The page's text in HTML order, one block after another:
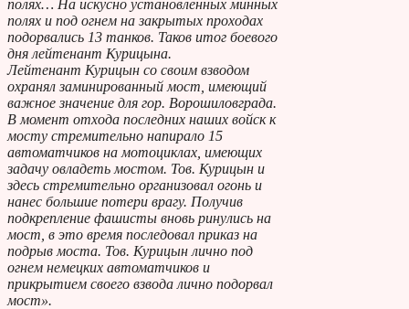
полях… На искусно установленных минных
полях и под огнем на закрытых проходах
подорвались 13 танков. Таков итог боевого
дня лейтенант Курицына.
Лейтенант Курицын со своим взводом
охранял заминированный мост, имеющий
важное значение для гор. Ворошиловграда.
В момент отхода последних наших войск к
мосту стремительно напирало 15
автоматчиков на мотоциклах, имеющих
задачу овладеть мостом. Тов. Курицын и
здесь стремительно организовал огонь и
нанес большие потери врагу. Получив
подкрепление фашисты вновь ринулись на
мост, в это время последовал приказ на
подрыв моста. Тов. Курицын лично под
огнем немецких автоматчиков и
прикрытием своего взвода лично подорвал
мост».